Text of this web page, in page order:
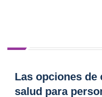
Las opciones de
salud para